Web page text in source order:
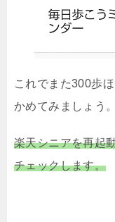
これでまた300歩
かめてみましょう。
楽天シニアを再起
チェックします。